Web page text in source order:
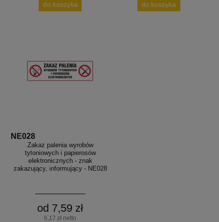
do koszyka do koszyka
NE028
Zakaz palenia wyrobów
tytoniowych i papierosów
elektronicznych - znak
zakazujący, informujący - NE028
od 7,59 zł
6,17 zł netto